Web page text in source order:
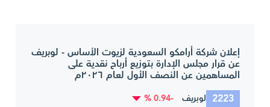
إعلان شركة أرامكو السعودية لزيوت الأساس - لوبريف
عن قرار مجلس الإدارة بتوزيع أرباح نقدية على
المساهمين عن النصف الأول لعام ٢٠٢٦م
2223 لوبريف -0.94 %